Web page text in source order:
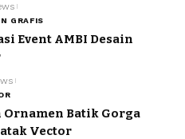
GRAFIS
Event AMBI Desain
Ornamen Batik Gorga
Vector